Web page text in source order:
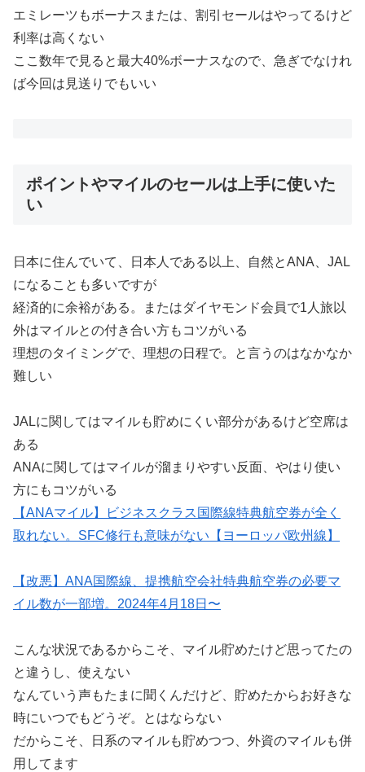
エミレーツもボーナスまたは、割引セールはやってるけど
利率は高くない
ここ数年で見ると最大40%ボーナスなので、急ぎでなけれ
ば今回は見送りでもいい
ポイントやマイルのセールは上手に使いた
い
日本に住んでいて、日本人である以上、自然とANA、JAL
になることも多いですが
経済的に余裕がある。またはダイヤモンド会員で1人旅以
外はマイルとの付き合い方もコツがいる
理想のタイミングで、理想の日程で。と言うのはなかなか
難しい
JALに関してはマイルも貯めにくい部分があるけど空席は
ある
ANAに関してはマイルが溜まりやすい反面、やはり使い
方にもコツがいる
【ANAマイル】ビジネスクラス国際線特典航空券が全く
取れない。SFC修行も意味がない【ヨーロッパ欧州線】
【改悪】ANA国際線、提携航空会社特典航空券の必要マ
イル数が一部増。2024年4月18日〜
こんな状況であるからこそ、マイル貯めたけど思ってたの
と違うし、使えない
なんていう声もたまに聞くんだけど、貯めたからお好きな
時にいつでもどうぞ。とはならない
だからこそ、日系のマイルも貯めつつ、外資のマイルも併
用してます